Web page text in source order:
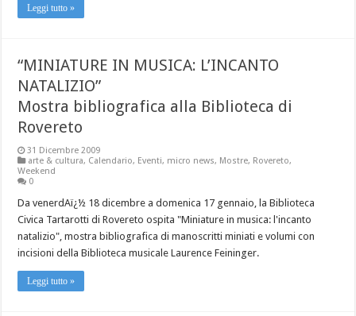
Leggi tutto »
“MINIATURE IN MUSICA: L’INCANTO
NATALIZIO”
Mostra bibliografica alla Biblioteca di
Rovereto
31 Dicembre 2009
arte & cultura, Calendario, Eventi, micro news, Mostre, Rovereto,
Weekend
0
Da venerdAï¿½ 18 dicembre a domenica 17 gennaio, la Biblioteca
Civica Tartarotti di Rovereto ospita "Miniature in musica: l'incanto
natalizio", mostra bibliografica di manoscritti miniati e volumi con
incisioni della Biblioteca musicale Laurence Feininger.
Leggi tutto »